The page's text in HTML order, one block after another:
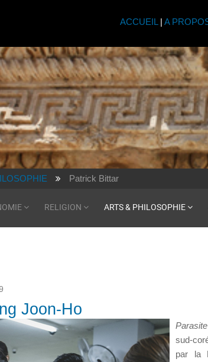
ACCUEIL | A
Patrick Bittar
RELIGION ARTS & PHILOSOPHIE
Joon-Ho
Parasite
sud-
par la